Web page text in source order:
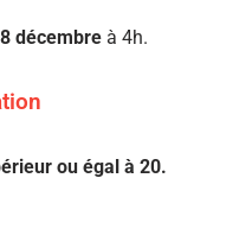
décembre à 4h.
ou égal à 20.